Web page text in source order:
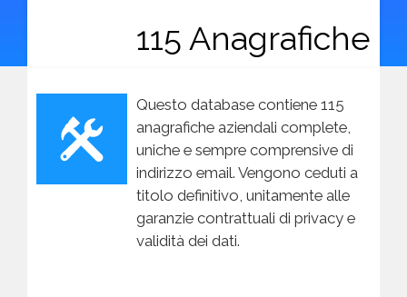
115 Anagrafiche
Questo database contiene 115
anagrafiche aziendali complete,
uniche e sempre comprensive di
indirizzo email. Vengono ceduti a
titolo definitivo, unitamente alle
garanzie contrattuali di privacy e
validità dei dati.